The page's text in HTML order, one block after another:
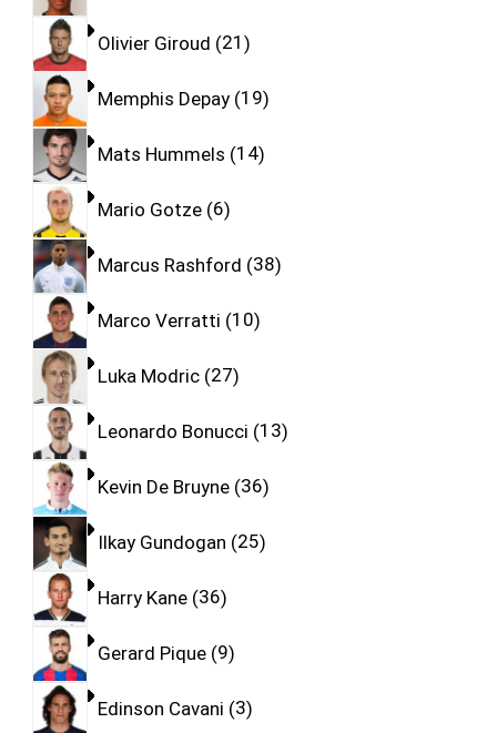
Olivier Giroud 21
Memphis Depay 19
Mats Hummels 14
Mario Gotze 6
Marcus Rashford 38
Marco Verratti 10
Luka Modric 27
Leonardo Bonucci 13
Kevin De Bruyne 36
Ilkay Gundogan 25
Harry Kane 36
Gerard Pique 9
Edinson Cavani 3